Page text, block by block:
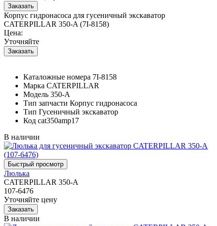
Корпус гидронасоса для гусеничный экскаватор
CATERPILLAR 350-A (7I-8158)
Цена:
Уточняйте
Каталожные номера 7I-8158
Марка CATERPILLAR
Модель 350-A
Тип запчасти Корпус гидронасоса
Тип Гусеничный экскаватор
Код cat350amp17
В наличии
Люлька
CATERPILLAR 350-A
107-6476
Уточняйте цену
В наличии